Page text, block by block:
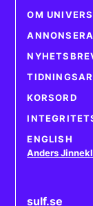
OM
ANNONSERA
KORSORD
ENGLISH
Anders
sulf.se